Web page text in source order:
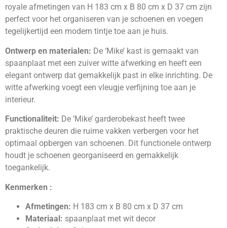
royale afmetingen van H 183 cm x B 80 cm x D 37 cm zijn
perfect voor het organiseren van je schoenen en voegen
tegelijkertijd een modern tintje toe aan je huis.
Ontwerp en materialen: De ‘Mike’ kast is gemaakt van
spaanplaat met een zuiver witte afwerking en heeft een
elegant ontwerp dat gemakkelijk past in elke inrichting. De
witte afwerking voegt een vleugje verfijning toe aan je
interieur.
Functionaliteit: De ‘Mike’ garderobekast heeft twee
praktische deuren die ruime vakken verbergen voor het
optimaal opbergen van schoenen. Dit functionele ontwerp
houdt je schoenen georganiseerd en gemakkelijk
toegankelijk.
Kenmerken :
Afmetingen: H 183 cm x B 80 cm x D 37 cm
Materiaal: spaanplaat met wit decor